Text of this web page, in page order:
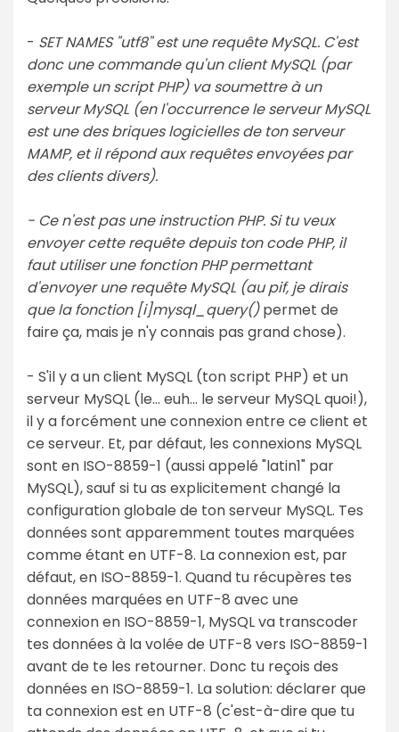
- SET NAMES "utf8" est une requête MySQL. C'est
donc une commande qu'un client MySQL (par
exemple un script PHP) va soumettre à un
serveur MySQL (en l'occurrence le serveur MySQL
est une des briques logicielles de ton serveur
MAMP, et il répond aux requêtes envoyées par
des clients divers).
- Ce n'est pas une instruction PHP. Si tu veux
envoyer cette requête depuis ton code PHP, il
faut utiliser une fonction PHP permettant
d'envoyer une requête MySQL (au pif, je dirais
que la fonction [i]mysql_query()permet de
faire ça, mais je n'y connais pas grand chose).
- S'il y a un client MySQL (ton script PHP) et un
serveur MySQL (le... euh... le serveur MySQL quoi!),
il y a forcément une connexion entre ce client et
ce serveur. Et, par défaut, les connexions MySQL
sont en ISO-8859-1 (aussi appelé "latin1" par
MySQL), sauf si tu as explicitement changé la
configuration globale de ton serveur MySQL. Tes
données sont apparemment toutes marquées
comme étant en UTF-8. La connexion est, par
défaut, en ISO-8859-1. Quand tu récupères tes
données marquées en UTF-8 avec une
connexion en ISO-8859-1, MySQL va transcoder
tes données à la volée de UTF-8 vers ISO-8859-1
avant de te les retourner. Donc tu reçois des
données en ISO-8859-1. La solution: déclarer que
ta connexion est en UTF-8 (c'est-à-dire que tu